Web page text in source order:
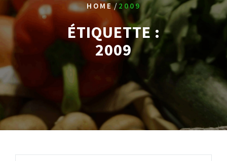
HOME/ 2009
ÉTIQUETTE :
2009